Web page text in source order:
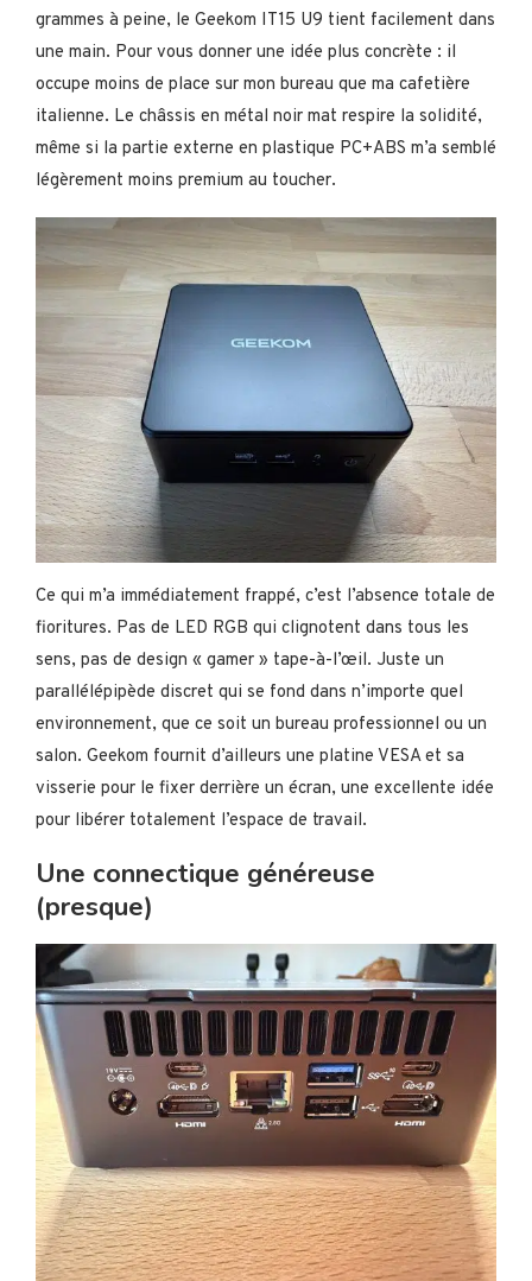
grammes à peine, le Geekom IT15 U9 tient facilement dans
une main. Pour vous donner une idée plus concrète : il
occupe moins de place sur mon bureau que ma cafetière
italienne. Le châssis en métal noir mat respire la solidité,
même si la partie externe en plastique PC+ABS m’a semblé
légèrement moins premium au toucher.
Ce qui m’a immédiatement frappé, c’est l’absence totale de
fioritures. Pas de LED RGB qui clignotent dans tous les
sens, pas de design « gamer » tape-à-l’œil. Juste un
parallélépipède discret qui se fond dans n’importe quel
environnement, que ce soit un bureau professionnel ou un
salon. Geekom fournit d’ailleurs une platine VESA et sa
visserie pour le fixer derrière un écran, une excellente idée
pour libérer totalement l’espace de travail.
Une connectique généreuse
(presque)